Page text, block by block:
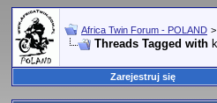
Africa Twin Forum - POLAND >
Threads Tagged with
Zarejestruj się